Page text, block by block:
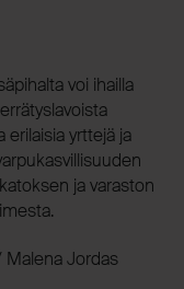
voi ihailla
erilaisia yrttejä ja
ja varaston
Malena Jordas